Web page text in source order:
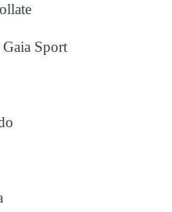
Sport